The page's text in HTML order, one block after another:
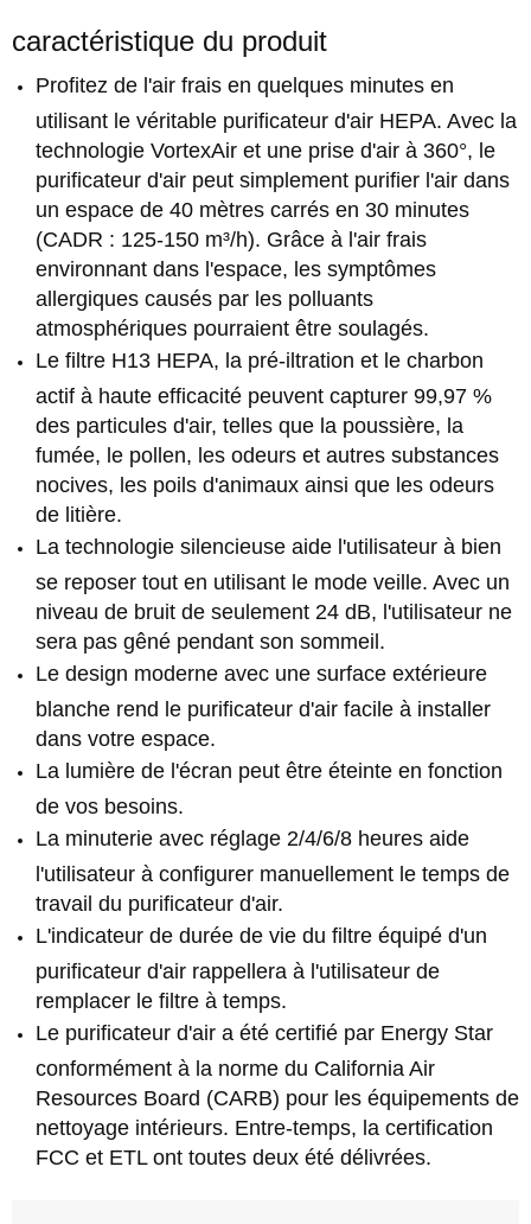
caractéristique du produit
Profitez de l'air frais en quelques minutes en
utilisant le véritable purificateur d'air HEPA. Avec la
technologie VortexAir et une prise d'air à 360°, le
purificateur d'air peut simplement purifier l'air dans
un espace de 40 mètres carrés en 30 minutes
(CADR : 125-150 m³/h). Grâce à l'air frais
environnant dans l'espace, les symptômes
allergiques causés par les polluants
atmosphériques pourraient être soulagés.
Le filtre H13 HEPA, la pré-iltration et le charbon
actif à haute efficacité peuvent capturer 99,97 %
des particules d'air, telles que la poussière, la
fumée, le pollen, les odeurs et autres substances
nocives, les poils d'animaux ainsi que les odeurs
de litière.
La technologie silencieuse aide l'utilisateur à bien
se reposer tout en utilisant le mode veille. Avec un
niveau de bruit de seulement 24 dB, l'utilisateur ne
sera pas gêné pendant son sommeil.
Le design moderne avec une surface extérieure
blanche rend le purificateur d'air facile à installer
dans votre espace.
La lumière de l'écran peut être éteinte en fonction
de vos besoins.
La minuterie avec réglage 2/4/6/8 heures aide
l'utilisateur à configurer manuellement le temps de
travail du purificateur d'air.
L'indicateur de durée de vie du filtre équipé d'un
purificateur d'air rappellera à l'utilisateur de
remplacer le filtre à temps.
Le purificateur d'air a été certifié par Energy Star
conformément à la norme du California Air
Resources Board (CARB) pour les équipements de
nettoyage intérieurs. Entre-temps, la certification
FCC et ETL ont toutes deux été délivrées.